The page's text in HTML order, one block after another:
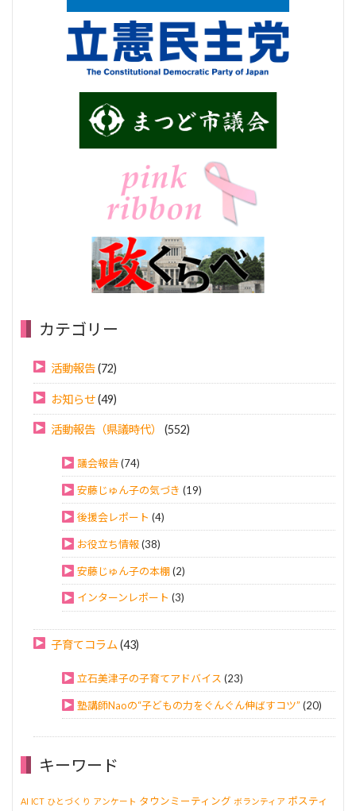
カテゴリー
活動報告(72)
お知らせ(49)
活動報告（県議時代） (552)
議会報告(74)
安藤じゅん子の気づき (19)
後援会レポート (4)
お役立ち情報(38)
安藤じゅん子の本棚(2)
インターンレポート (3)
子育てコラム (43)
立石美津子の子育てアドバイス (23)
塾講師Naoの“子どもの力をぐんぐん伸ばすコツ” (20)
キーワード
AI ICT ひとづくり アンケート タウンミーティング ボランティア ポスティ